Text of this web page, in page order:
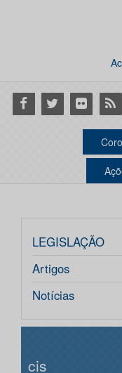
Facebook
Twitter Flickr RSS
LEGISLAÇÃO
Artigos
Notícias
cis